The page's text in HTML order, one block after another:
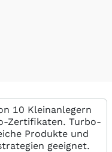
10 Kleinanlegern
Zertifikaten. Turbo-
Produkte und
geeignet.